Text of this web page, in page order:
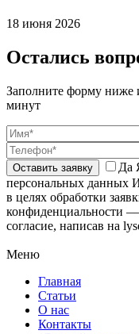
18 июня 2026
Остались
Заполните форму ниже
минут
Да
персональных
в целях обработки
конфиденциальности —
согласие, написав на
Меню
Главная
Статьи
О нас
Контакты